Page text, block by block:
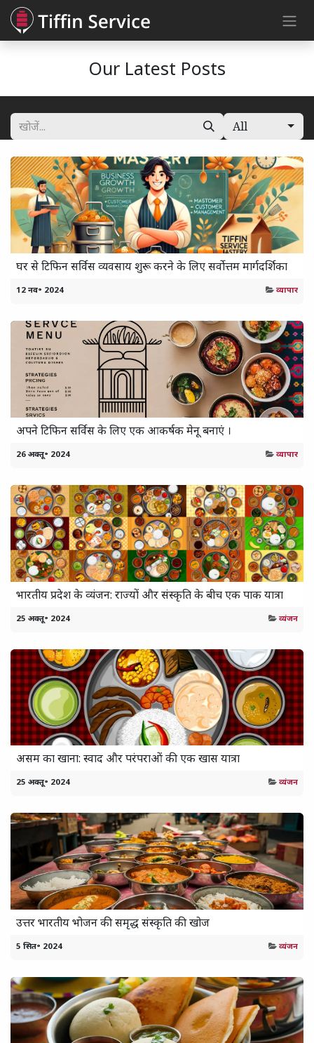
Skip to Content
Our Latest Posts
All
घर से टिफिन सर्विस व्यवसाय शुरू करने के लिए सर्वोत्तम मार्गदर्शिका
12 नव॰ 2024 व्यापार
अपने टिफिन सर्विस के लिए एक आकर्षक मेनू बनाएं ।
26 अक्तू॰ 2024 व्यापार
भारतीय प्रदेश के व्यंजन: राज्यों और संस्कृति के बीच एक पाक यात्रा
25 अक्तू॰ 2024 व्यंजन
असम का खाना: स्वाद और परंपराओं की एक खास यात्रा
25 अक्तू॰ 2024 व्यंजन
उत्तर भारतीय भोजन की समृद्ध संस्कृति की खोज
5 सित॰ 2024 व्यंजन